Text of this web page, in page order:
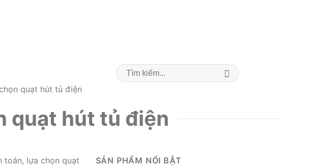
Search
for:
quạt hút tủ điện
quạt hút tủ điện
toán, lựa chọn quạt
SẢN PHẨM NỔI BẬT